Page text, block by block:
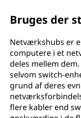
Bruges der
Netværkshubs er
computere i et
deles mellem
selvom switch-
grund af deres
flere kabler end